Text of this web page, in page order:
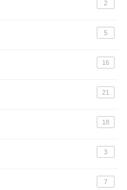
2
5
16
21
18
3
7